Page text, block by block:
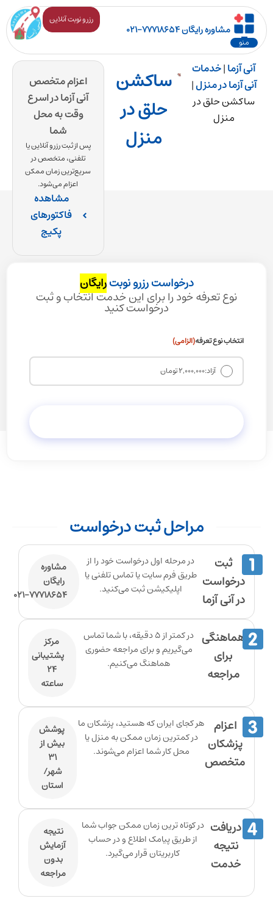
منو
مشاوره رایگان ۷۷۷۱۸۶۵۴-۰۲۱
رزرو نوبت آنلاین
آنی آزما|خدمات
آنی آزما در منزل|
ساکشن حلق در
منزل
ساکشن
حلق در
منزل
اعزام متخصص
آنی آزما در اسرع
وقت به محل
شما
پس از ثبت رزرو آنلاین یا
تلفنی، متخصص در
سریع‌ترین زمان ممکن
اعزام می‌شود.
مشاهده
فاکتورهای
پکیج
درصورت داشتن بیمه، فاکتور رسمی ارائه می‌گردد.
پس از انجام خدمت، فاکتور رسمی در صورت
داشتن بیمه در اختیارتان قرار می‌گیرد.
مشاهده توضیحات پکیج
درخواست رزرو نوبترایگان
نوع تعرفه خود را برای این خدمت انتخاب و ثبت
درخواست کنید
انتخاب نوع تعرفه(الزامی)
آزاد:2,000,000 تومان
مراحل ثبت درخواست
ثبت
درخواست
در آنی آزما
در مرحله اول درخواست خود را از
طریق فرم سایت یا تماس تلفنی یا
اپلیکیشن ثبت می‌کنید.
مشاوره
رایگان
۷۷۷۱۸۶۵۴-۰۲۱
هماهنگی
برای
مراجعه
در کمتر از ۵ دقیقه، با شما تماس
می‌گیریم و برای مراجعه حضوری
هماهنگ می‌کنیم.
مرکز
پشتیبانی
۲۴
ساعته
اعزام
پزشکان
متخصص
هر کجای ایران که هستید، پزشکان ما
در کمترین زمان ممکن به منزل یا
محل کار شما اعزام می‌شوند.
پوشش
بیش از
۳۱
شهر/
استان
دریافت
نتیجه
خدمت
در کوتاه ترین زمان ممکن جواب شما
از طریق پیامک اطلاع و در حساب
کاربریتان قرار می‌گیرد.
نتیجه
آزمایش
بدون
مراجعه